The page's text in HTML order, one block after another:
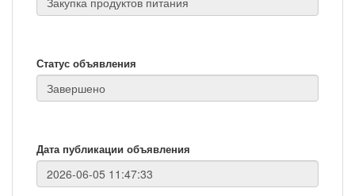
Статус объявления
Дата публикации объявления